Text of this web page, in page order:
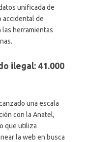
unificada de
accidental de
herramientas
ilegal: 41.000
una escala
con la Anatel,
que utiliza
la web en busca